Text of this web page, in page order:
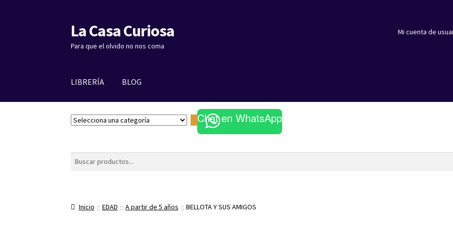
Ir
a
la
Ir
al
contenido
La Casa Curiosa
Para que el olvido no nos coma
Mi cuenta de
LIBRERÍA BLOG
S
e
n
Chat en WhatsApp
Buscar
Inicio EDAD A partir de 5 años BELLOTA Y SUS AMIGOS